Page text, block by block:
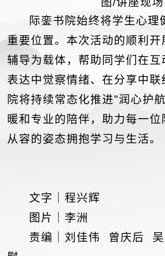
际銮书院始终将学生心理
重要位置。本次活动的顺利开
辅导为载体，帮助同学们在互
表达中觉察情绪、在分享中
院将持续常态化推进"润心护
暖和专业的陪伴，助力每一位
从容的姿态拥抱学习与生活。
文字｜程兴辉
图片｜李洲
责编｜刘佳伟 曾庆后